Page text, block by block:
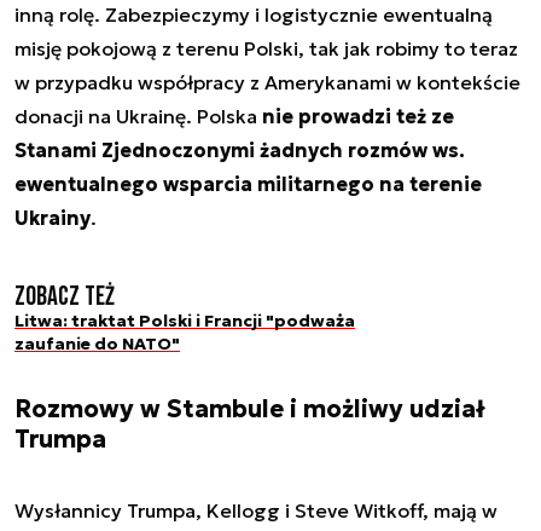
inną rolę. Zabezpieczymy i logistycznie ewentualną
misję pokojową z terenu Polski, tak jak robimy to teraz
w przypadku współpracy z Amerykanami w kontekście
donacji na Ukrainę. Polska nie prowadzi też ze
Stanami Zjednoczonymi żadnych rozmów ws.
ewentualnego wsparcia militarnego na terenie
Ukrainy.
Zobacz też
Litwa: traktat Polski i Francji "podważa
zaufanie do NATO"
Rozmowy w Stambule i możliwy udział
Trumpa
Wysłannicy Trumpa, Kellogg i Steve Witkoff, mają w